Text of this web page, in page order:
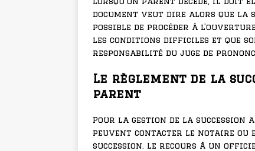
document veut dire alors que la
possible de procéder à
les conditions difficiles et que
responsabilité du juge de
Le règlement de la
parent
Pour la gestion de la succession
peuvent contacter le notaire ou
succession. Le recours à un